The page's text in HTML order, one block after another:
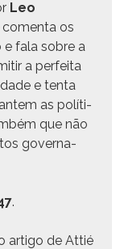
Leo
comen­ta os
e fala sobre a
a per­fei­ta
e ten­ta
as políti­
que não
gov­er­na­
.
arti­go de Attié